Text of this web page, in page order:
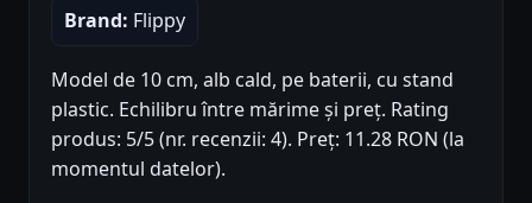
Brand: Flippy
Model de 10 cm, alb cald, pe baterii, cu stand
plastic. Echilibru între mărime și preț. Rating
produs: 5/5 (nr. recenzii: 4). Preț: 11.28 RON (la
momentul datelor).